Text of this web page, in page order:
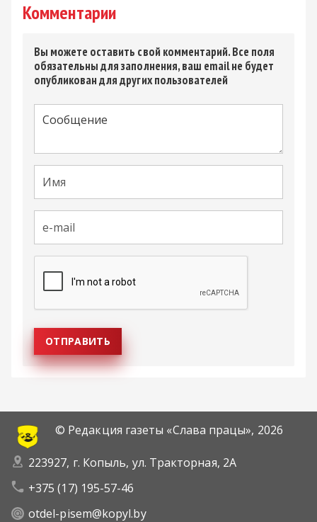
Комментарии
Вы можете оставить свой комментарий. Все поля
обязательны для заполнения, ваш email не будет
опубликован для других пользователей
© Редакция газеты «Слава працы», 2026
223927, г. Копыль, ул. Тракторная, 2А
+375 (17) 195-57-46
otdel-pisem@kopyl.by